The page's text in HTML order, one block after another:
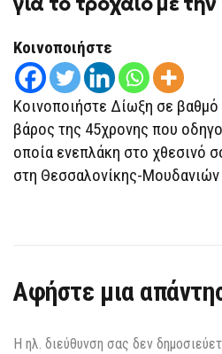
Κοινοποιήστε
Κοινοποιήστε Δίωξη σε
βάρος της 45χρονης που
οποία ενεπλάκη στο χθεσινό
στη Θεσσαλονίκης-
Αφήστε μια
Η ηλ. διεύθυνση σας δεν